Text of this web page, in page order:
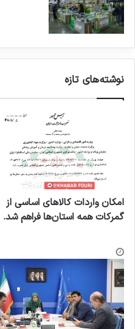
نوشته‌های تازه
امکان واردات کالاهای اساسی از
گمرکات همه استان‌ها فراهم شد.